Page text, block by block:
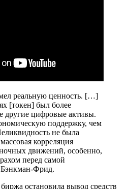
реальную ценность. […]
[токен] был более
другие цифровые активы.
поддержку, чем
не была
корреляция
движений, особенно,
перед самой
Фрид.
остановила вывод средств